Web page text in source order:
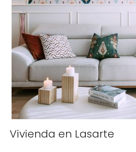
Vivienda en Lasarte